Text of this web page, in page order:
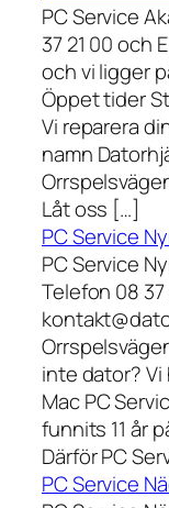
PC Service
37 21 00 och
och vi ligger
Öppet tider
Vi reparera
namn
Låt oss […]
PC Service
PC Service
Telefon 08
inte dator? Vi
Mac PC
funnits 11 år
Därför PC
PC Service